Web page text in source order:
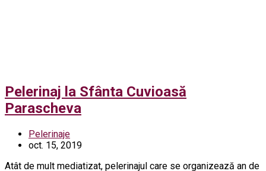
Pelerinaj la Sfânta Cuvioasă
Parascheva
Pelerinaje
oct. 15, 2019
Atât de mult mediatizat, pelerinajul care se organizează an de